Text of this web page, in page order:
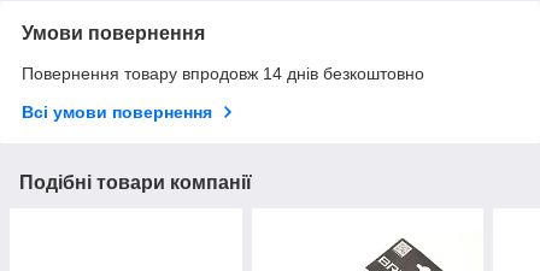
Умови повернення
Повернення товару впродовж 14 днів безкоштовно
Всі умови повернення
Подібні товари компанії